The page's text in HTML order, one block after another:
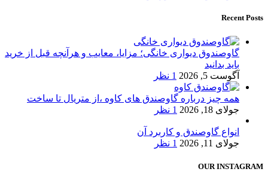
Recent Posts
گاوصندوق دیواری خانگی؛ مزایا، معایب و هرآنچه قبل از خرید
باید بدانید
آگوست 5, 2026
1 نظر
همه چیز درباره گاوصندق های کاوه ،از متریال تا ساخت
جولای 18, 2026
1 نظر
انواع گاوصندق و کاربرد آن
جولای 11, 2026
1 نظر
OUR INSTAGRAM